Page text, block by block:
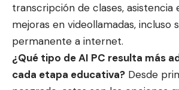
transcripción de clases, asistencia
mejoras en videollamadas, incluso
permanente a internet.
¿Qué tipo de AI PC resulta más
cada etapa educativa? Desde